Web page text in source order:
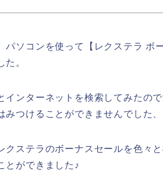
パソコンを使って【レクステラ ボ
た。
インターネットを検索してみたの
みつけることができませんでした、
クステラのボーナスセールを色々
とができました♪